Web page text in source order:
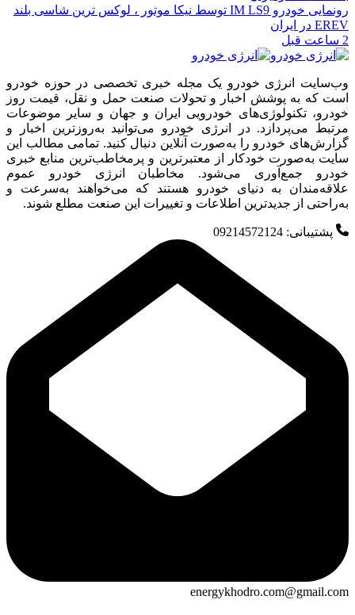
رونمایی خودرو IM LS9 توسط نیکا موتور ، لوکس ترین شاسی بلند
EREV در ایران
2 ساعت قبل
وب‌سایت انرژی خودرو یک مجله خبری تخصصی در حوزه خودرو
است که به پوشش اخبار و تحولات صنعت حمل و نقل، قیمت روز
خودرو، تکنولوژی‌های خودرویی ایران و جهان و سایر موضوعات
مرتبط می‌پردازد. در انرژی خودرو می‌توانید به‌روزترین اخبار و
گزارش‌های خودرو را به‌صورت آنلاین دنبال کنید. تمامی مطالب این
سایت به‌صورت خودکار از معتبرترین و پرمخاطب‌ترین منابع خبری
خودرو جمع‌آوری می‌شود. مخاطبان انرژی خودرو عموم
علاقه‌مندان به دنیای خودرو هستند که می‌خواهند به‌سرعت و
به‌راحتی از جدیدترین اطلاعات و تغییرات این صنعت مطلع شوند.
پشتیبانی: 09214572124
energykhodro.com@gmail.com